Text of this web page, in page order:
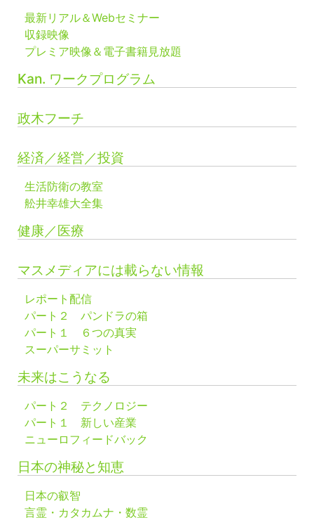
最新リアル＆Webセミナー
収録映像
プレミア映像＆電子書籍見放題
Kan. ワークプログラム
政木フーチ
経済／経営／投資
生活防衛の教室
舩井幸雄大全集
健康／医療
マスメディアには載らない情報
レポート配信
パート２ パンドラの箱
パート１ ６つの真実
スーパーサミット
未来はこうなる
パート２ テクノロジー
パート１ 新しい産業
ニューロフィードバック
日本の神秘と知恵
日本の叡智
言霊・カタカムナ・数霊